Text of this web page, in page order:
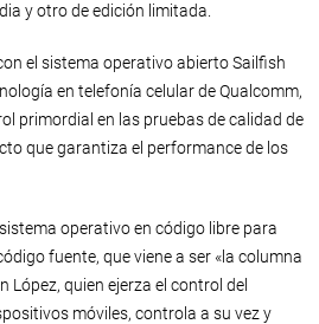
y otro de edición limitada.
el sistema operativo abierto Sailfish
en telefonía celular de Qualcomm,
primordial en las pruebas de calidad de
que garantiza el performance de los
operativo en código libre para
fuente, que viene a ser «la columna
López, quien ejerza el control del
móviles, controla a su vez y